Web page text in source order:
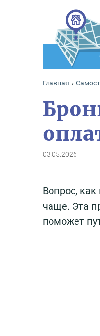
Главная
03.05.2026
Вопрос,
чаще. Эта
поможет